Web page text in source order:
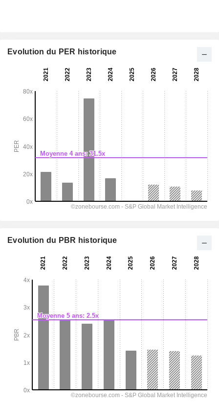
Evolution du PER historique
Evolution du PBR historique